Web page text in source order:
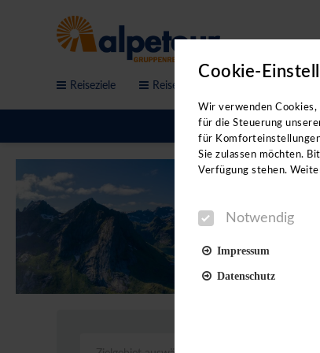
Reiseziele Reisethemen
Sichern Sie sich
Workshops!
Sie sind auf der Suche
Videovorträgen erhalten
- direkte Kontakte in der
- eine Menge Insidertipps
Cookie-
Wir verwenden Cookies,
für die Steuerung
für
Sie zulassen möchten.
Verfügung stehen.
Notwendig
Impressum
Datenschutz